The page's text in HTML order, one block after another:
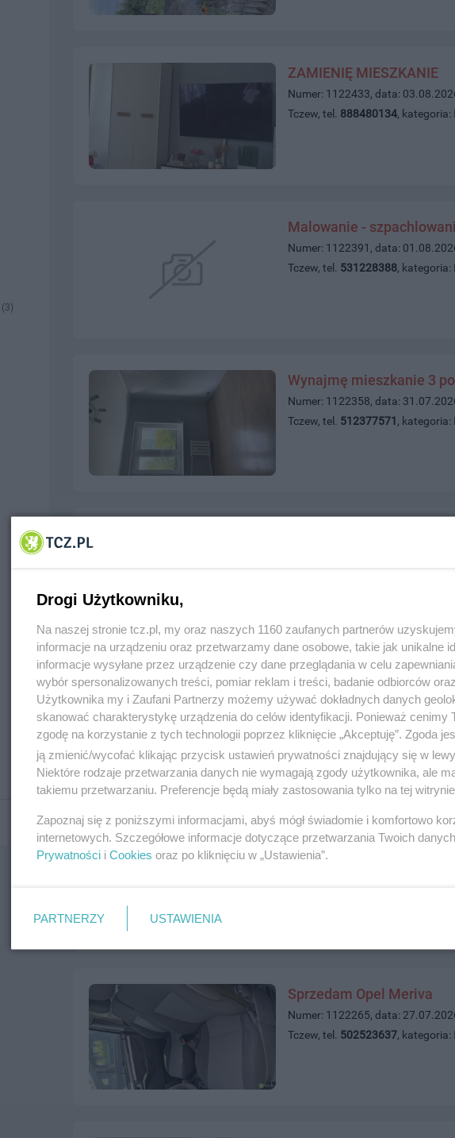
ZAMIENIĘ MIESZKANIE
Numer: 1122433, data:
Tczew, tel. 888480134, kategoria:
Malowanie -
Numer: 1122391, data:
Tczew, tel. 531228388, kategoria:
Wynajmę mieszkanie 3
Numer: 1122358, data:
Tczew, tel. 512377571 , kategoria:
Osobę do lepienia
Numer: 1122309, data:
Tczew, tel.
535867222, kategoria:
Słoneczne 3 pokoje w
Numer: 1122293, data:
Sprzedam Opel Meriva
Numer: 1122265, data:
Tczew, tel. 502523637, kategoria:
(3)
Drogi Użytkowniku,
Na naszej stronie tcz.pl, my oraz naszych 1160 zaufanych partnerów
informacje na urządzeniu oraz przetwarzamy dane osobowe, takie jak unikalne
informacje wysyłane przez urządzenie czy dane przeglądania w celu
wybór spersonalizowanych treści, pomiar reklam i treści, badanie odbiorców
Użytkownika my i Zaufani Partnerzy możemy używać dokładnych danych
skanować charakterystykę urządzenia do celów identyfikacji. Ponieważ cenimy
zgodę na korzystanie z tych technologii poprzez kliknięcie „Akceptuję”. Zgoda
ją zmienić/wycofać klikając przycisk ustawień prywatności znajdujący się w
Niektóre rodzaje przetwarzania danych nie wymagają zgody użytkownika, ale
takiemu przetwarzaniu. Preferencje będą miały zastosowania tylko na tej
Zapoznaj się z poniższymi informacjami, abyś mógł świadomie i komfortowo
internetowych. Szczegółowe informacje dotyczące przetwarzania Twoich
Prywatności i Cookies oraz po kliknięciu w „Ustawienia”.
PARTNERZY USTAWIENIA